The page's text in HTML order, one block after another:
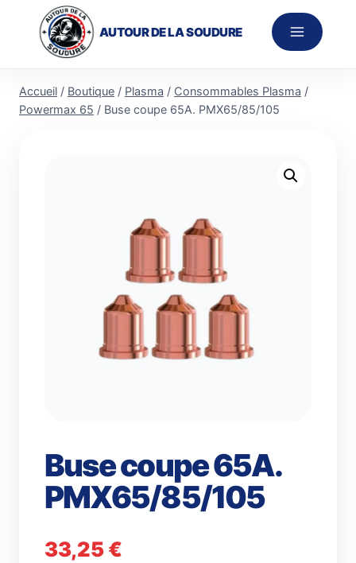
contenu
AUTOUR DE LA SOUDURE
Accueil / Boutique / Plasma / Consommables Plasma /
Powermax 65 / Buse coupe 65A. PMX65/85/105
Buse coupe 65A.
PMX65/85/105
33,25€